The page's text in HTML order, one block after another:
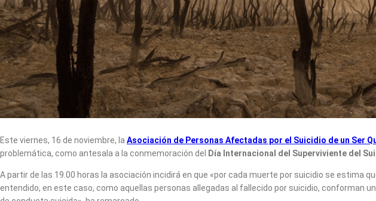
Este viernes, 16 de noviembre, la Asociación de Personas Afectadas por el Suicidio de un Ser
problemática, como antesala a la conmemoración del
Día Internacional del Superviviente del
A partir de las 19.00 horas la asociación incidirá en que «por cada muerte por suicidio se estima
entendido, en este caso, como aquellas personas allegadas al fallecido por suicidio, conforman